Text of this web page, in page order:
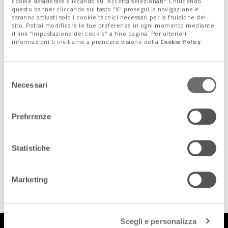
questo banner cliccando sul tasto “X” prosegui la navigazione e
saranno attivati solo i cookie tecnici necessari per la fruizione del
sito. Potrai modificare le tue preferenze in ogni momento mediante
il link “Impostazione dei cookie” a fine pagina. Per ulteriori
informazioni ti invitiamo a prendere visione della Cookie Policy.
delNecessari
Preferenze
Statistiche
Marketing
Scegli e personalizza
MINORI A CHI?
16 Marzo 2016
Seguici sui nostri canali
social:
Follow us on Facebook
Follow us on Instagram